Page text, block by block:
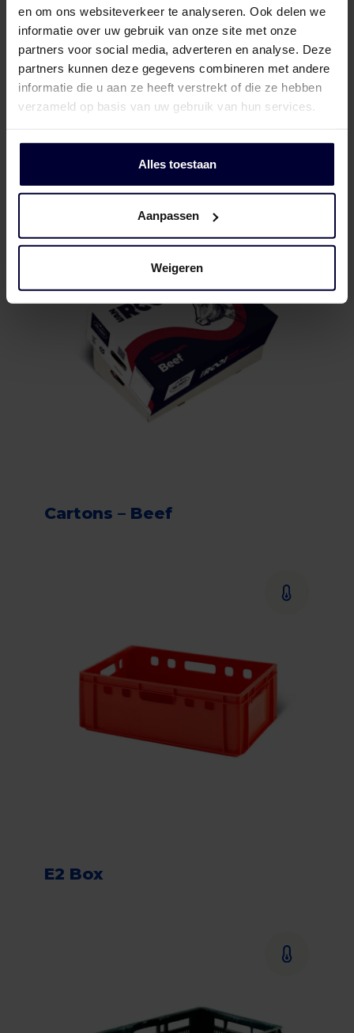
en om ons websiteverkeer te analyseren. Ook delen we
informatie over uw gebruik van onze site met onze
partners voor social media, adverteren en analyse. Deze
partners kunnen deze gegevens combineren met andere
informatie die u aan ze heeft verstrekt of die ze hebben
verzameld op basis van uw gebruik van hun services.
Alles toestaan
Aanpassen
Weigeren
Cartons – Beef
E2 Box